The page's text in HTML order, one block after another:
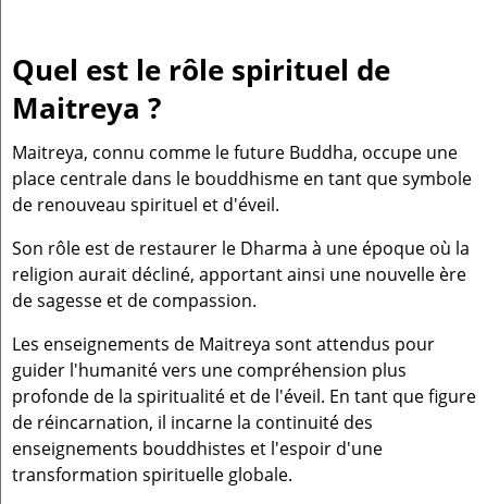
Quel est le rôle spirituel de
Maitreya ?
Maitreya, connu comme le future Buddha, occupe une
place centrale dans le bouddhisme en tant que symbole
de renouveau spirituel et d'éveil.
Son rôle est de restaurer le Dharma à une époque où la
religion aurait décliné, apportant ainsi une nouvelle ère
de sagesse et de compassion.
Les enseignements de Maitreya sont attendus pour
guider l'humanité vers une compréhension plus
profonde de la spiritualité et de l'éveil. En tant que figure
de réincarnation, il incarne la continuité des
enseignements bouddhistes et l'espoir d'une
transformation spirituelle globale.